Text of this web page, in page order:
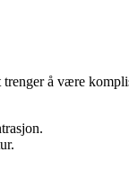
å være